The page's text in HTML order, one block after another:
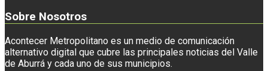
Sobre Nosotros
Acontecer Metropolitano es un medio de comunicación
alternativo digital que cubre las principales noticias del Valle
de Aburrá y cada uno de sus municipios.